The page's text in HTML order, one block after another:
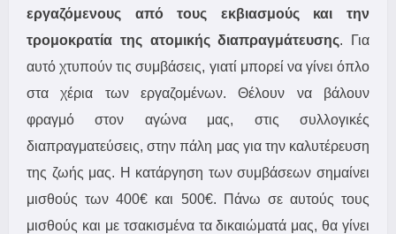
εργαζόμενους από τους εκβιασμούς και την
τρομοκρατία της ατομικής διαπραγμάτευσης. Για
αυτό χτυπούν τις συμβάσεις, γιατί μπορεί να γίνει όπλο
στα χέρια των εργαζομένων. Θέλουν να βάλουν
φραγμό στον αγώνα μας, στις συλλογικές
διαπραγματεύσεις, στην πάλη μας για την καλυτέρευση
της ζωής μας. Η κατάργηση των συμβάσεων σημαίνει
μισθούς των 400€ και 500€. Πάνω σε αυτούς τους
μισθούς και με τσακισμένα τα δικαιώματά μας, θα γίνει